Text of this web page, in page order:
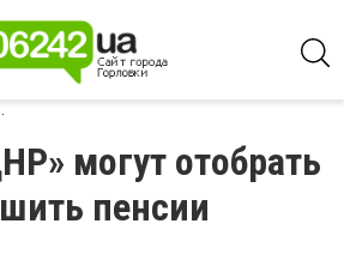
могут отобрать
пенсии